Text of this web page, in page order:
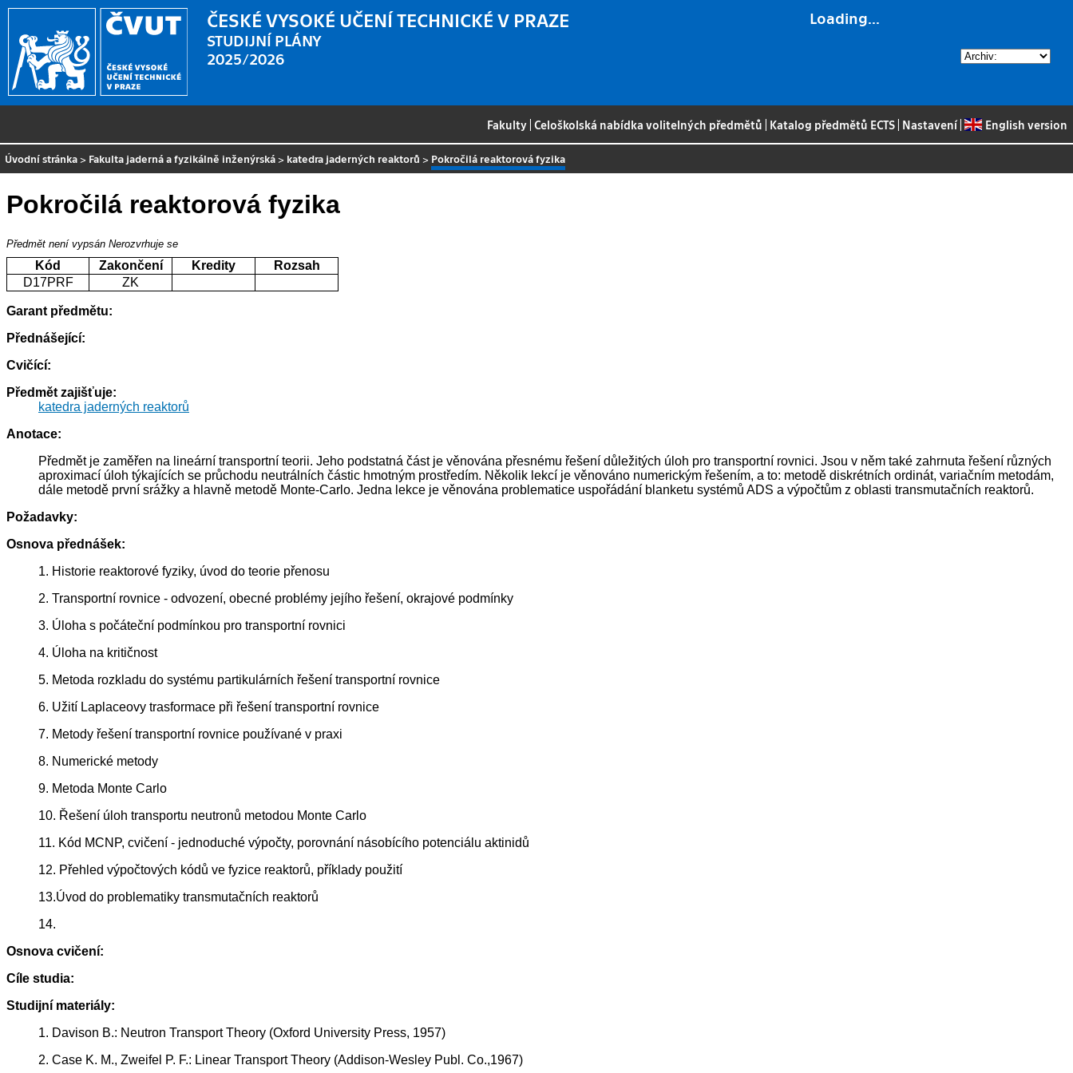
Loading...
ČESKÉ VYSOKÉ UČENÍ TECHNICKÉ V PRAZE
STUDIJNÍ PLÁNY
2025/2026
Fakulty |Celoškolská nabídka volitelných předmětů Katalog předmětů ECTS Nastavení| English version
Úvodní stránka > Fakulta jaderná a fyzikálně inženýrská > katedra jaderných reaktorů > Pokročilá reaktorová fyzika
Pokročilá reaktorová fyzika
Předmět není vypsán Nerozvrhuje se
Kód Zakončení Kredity
Rozsah
D17PRF
ZK
Garant předmětu:
Přednášející:
Cvičící:
Předmět zajišťuje:
katedra jaderných reaktorů
Anotace:
Předmět je zaměřen na lineární transportní teorii. Jeho podstatná část je věnována přesnému řešení důležitých úloh pro transportní rovnici. Jsou v něm také zahrnuta řešení různých
aproximací úloh týkajících se průchodu neutrálních částic hmotným prostředím. Několik lekcí je věnováno numerickým řešením, a to: metodě diskrétních ordinát, variačním metodám,
dále metodě první srážky a hlavně metodě Monte-Carlo. Jedna lekce je věnována problematice uspořádání blanketu systémů ADS a výpočtům z oblasti transmutačních reaktorů.
Požadavky:
Osnova přednášek:
1. Historie reaktorové fyziky, úvod do teorie přenosu
2. Transportní rovnice - odvození, obecné problémy jejího řešení, okrajové podmínky
3. Úloha s počáteční podmínkou pro transportní rovnici
4. Úloha na kritičnost
5. Metoda rozkladu do systému partikulárních řešení transportní rovnice
6. Užití Laplaceovy trasformace při řešení transportní rovnice
7. Metody řešení transportní rovnice používané v praxi
8. Numerické metody
9. Metoda Monte Carlo
10. Řešení úloh transportu neutronů metodou Monte Carlo
11. Kód MCNP, cvičení - jednoduché výpočty, porovnání násobícího potenciálu aktinidů
12. Přehled výpočtových kódů ve fyzice reaktorů, příklady použití
13.Úvod do problematiky transmutačních reaktorů
14.
Osnova cvičení:
Cíle studia:
Studijní materiály:
1. Davison B.: Neutron Transport Theory (Oxford University Press, 1957)
2. Case K. M., Zweifel P. F.: Linear Transport Theory (Addison-Wesley Publ. Co.,1967)